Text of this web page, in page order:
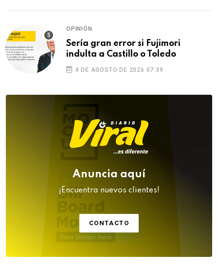
OPINIÓN
Sería gran error si Fujimori
indulta a Castillo o Toledo
4 DE AGOSTO DE 2026 07:39
Anuncia aquí
¡Encuentra nuevos clientes!
CONTACTO